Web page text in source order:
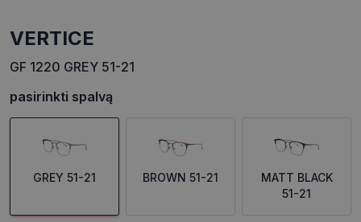
VERTICE
GF 1220 GREY 51-21
pasirinkti spalvą
GREY 51-21 BROWN 51-21
MATT BLACK
51-21